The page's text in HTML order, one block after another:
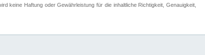
keine Haftung oder Gewährleistung für die inhaltliche Richtigkeit, Genauigkeit,